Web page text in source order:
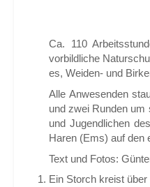
Ca. 110
vorbildliche
es, Weiden- und
Alle Anwesenden
und zwei Runden um
und Jugendlichen
Haren (Ems) auf den
Text und Fotos:
Ein Storch kreist